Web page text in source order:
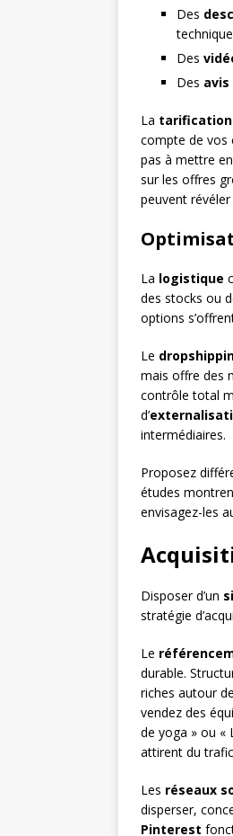
Des
Des
Des
La tarification
compte de vos
pas à mettre
sur les offres
peuvent
La logistique
des stocks ou
options
Le
mais offre des
contrôle total
d’
intermédiaires.
Proposez
études
envisagez-les
Disposer d’un
stratégie
Le
durable.
riches autour
vendez des
de yoga » ou «
attirent du
Les réseaux
disperser,
Pinterest